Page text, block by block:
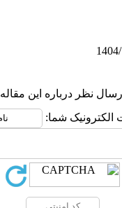
ارسال نظر درباره این مقاله
الکترونیک شما: